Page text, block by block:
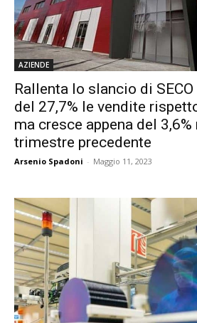
AZIENDE
Rallenta lo slancio di
del 27,7% le vendite
ma cresce appena del
trimestre precedente
Arsenio Spadoni - Maggio 11, 2023